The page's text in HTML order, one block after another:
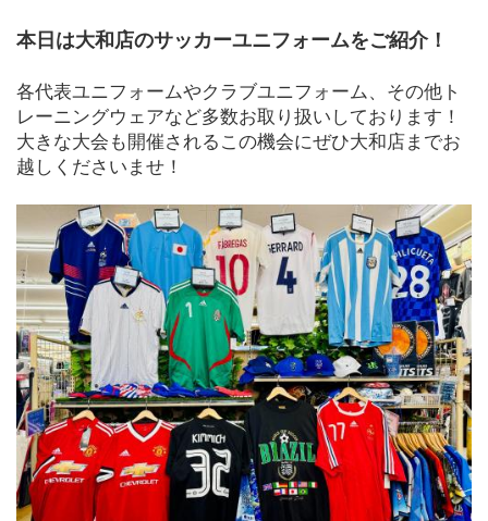
本日は大和店のサッカーユニフォームをご紹介！
各代表ユニフォームやクラブユニフォーム、その他ト
レーニングウェアなど多数お取り扱いしております！
大きな大会も開催されるこの機会にぜひ大和店までお
越しくださいませ！